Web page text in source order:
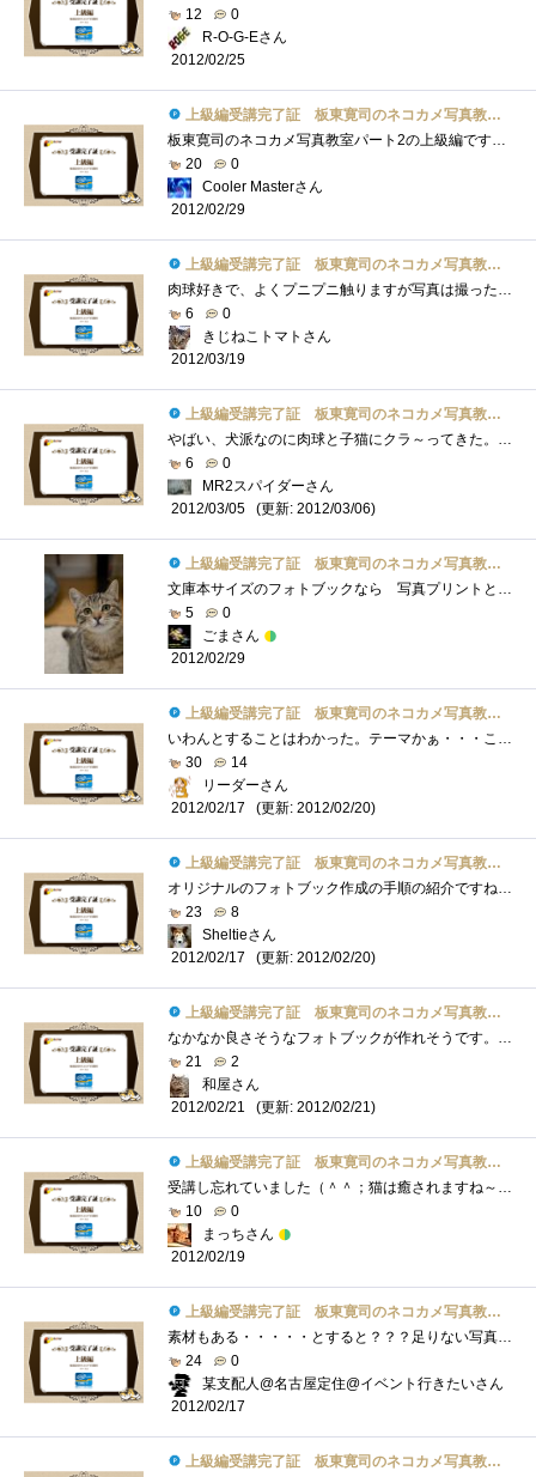
12
0
R-O-G-Eさん
2012/02/25
上級編受講完了証 板東寛司のネコカメ写真教室パート2
板東寛司のネコカメ写真教室パート2の上級編です！ドリームページを使ってのフォトブック（オリジナル写真集）作成方法です。レイアウトなど�...
20
0
Cooler Masterさん
2012/02/29
上級編受講完了証 板東寛司のネコカメ写真教室パート2
肉球好きで、よくプニプニ触りますが写真は撮ったことないなぁ。うちの子は子猫の時から「ちゅっちゅっ」と幼児のする指吸いならず「肉球吸�...
6
0
きじねこトマトさん
2012/03/19
上級編受講完了証 板東寛司のネコカメ写真教室パート2
やばい、犬派なのに肉球と子猫にクラ～ってきた。実物は車の幌を爪で研がれたことあるからちょっとだけど、写真は可愛い！こういうの作れる�...
6
0
MR2スパイダーさん
2012/03/05
(更新: 2012/03/06)
上級編受講完了証 板東寛司のネコカメ写真教室パート2
文庫本サイズのフォトブックなら 写真プリントと同じような気軽さで作成できるかな？と 作って見る気になったものの･･･レイアウトが難�...
5
0
ごまさん
2012/02/29
上級編受講完了証 板東寛司のネコカメ写真教室パート2
いわんとすることはわかった。テーマかぁ・・・ここを決めるのが一番大変よね。まあ、フォトブックに限らず、漫画でも小説でもそうなんだけ�...
30
14
リーダーさん
2012/02/17
(更新: 2012/02/20)
上級編受講完了証 板東寛司のネコカメ写真教室パート2
オリジナルのフォトブック作成の手順の紹介ですね。フォトブックというと写真を並べるだけなのかと思いましたが、撮りためた写真の中らか載�...
23
8
Sheltieさん
2012/02/17
(更新: 2012/02/20)
上級編受講完了証 板東寛司のネコカメ写真教室パート2
なかなか良さそうなフォトブックが作れそうです。ただ、テーマ決めがちょっと難しいですね～。今回は、出会った猫たち！のような感じになる�...
21
2
和屋さん
2012/02/21
(更新: 2012/02/21)
上級編受講完了証 板東寛司のネコカメ写真教室パート2
受講し忘れていました（＾＾；猫は癒されますね～♪私は家猫のニクキュウをプニプニするのが大好き★家猫もプニプニされていると、まったり�...
10
0
まっちさん
2012/02/19
上級編受講完了証 板東寛司のネコカメ写真教室パート2
素材もある・・・・・とすると？？？足りない写真を撮ることだ。ってことで、天気のいい日に大撮影会をしないといけないナ。はっ、まだ、レ�...
24
0
某支配人@名古屋定住@イベント行きたいさん
2012/02/17
上級編受講完了証 板東寛司のネコカメ写真教室パート2